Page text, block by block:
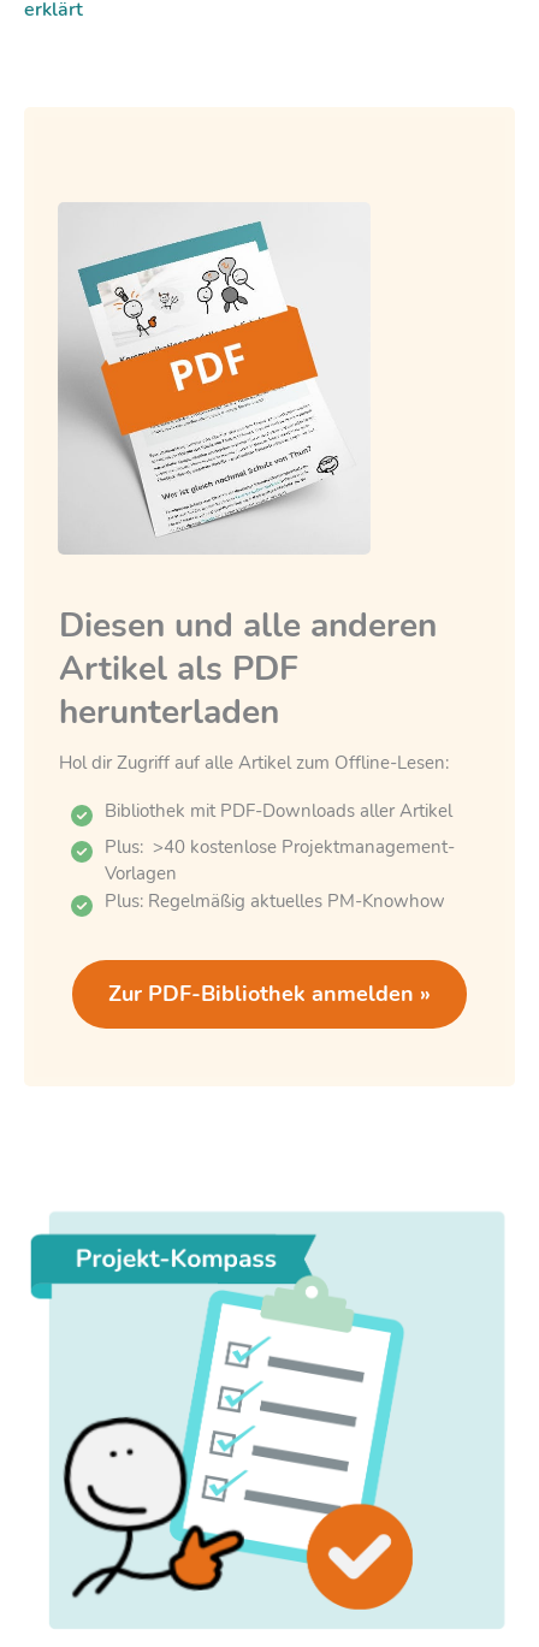
erklärt
Diesen und alle anderen
Artikel als PDF
herunterladen
Hol dir Zugriff auf alle Artikel zum Offline-Lesen:
Bibliothek mit PDF-Downloads aller Artikel
Plus: >40 kostenlose Projektmanagement-
Vorlagen
Plus: Regelmäßig aktuelles PM-Knowhow
Zur PDF-Bibliothek anmelden »